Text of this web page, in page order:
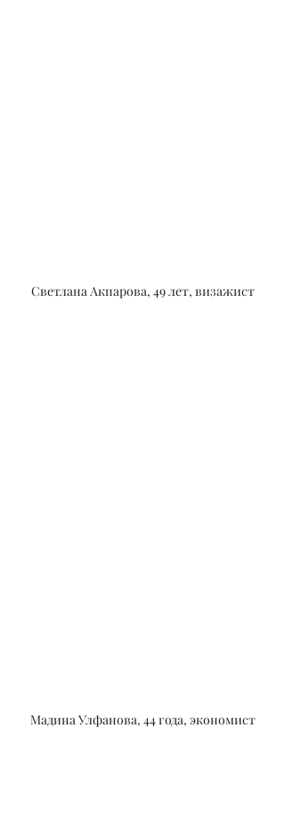
Светлана Акпарова, 49 лет, визажист
Мадина Улфанова, 44 года, экономист